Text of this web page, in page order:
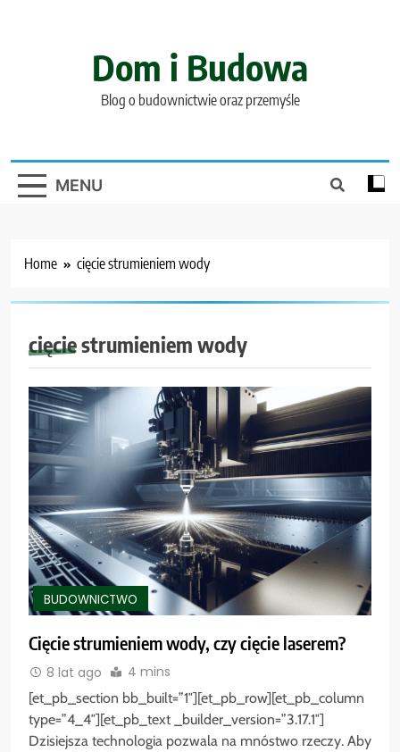
Dom i Budowa
Blog o budownictwie oraz przemyśle
MENU
Home cięcie strumieniem wody
cięcie strumieniem wody
BUDOWNICTWO
Cięcie strumieniem wody, czy cięcie laserem?
8 lat ago 4 mins
[et_pb_section bb_built=”1″][et_pb_row][et_pb_column
type=”4_4″][et_pb_text _builder_version=”3.17.1″]
Dzisiejsza technologia pozwala na mnóstwo rzeczy. Aby